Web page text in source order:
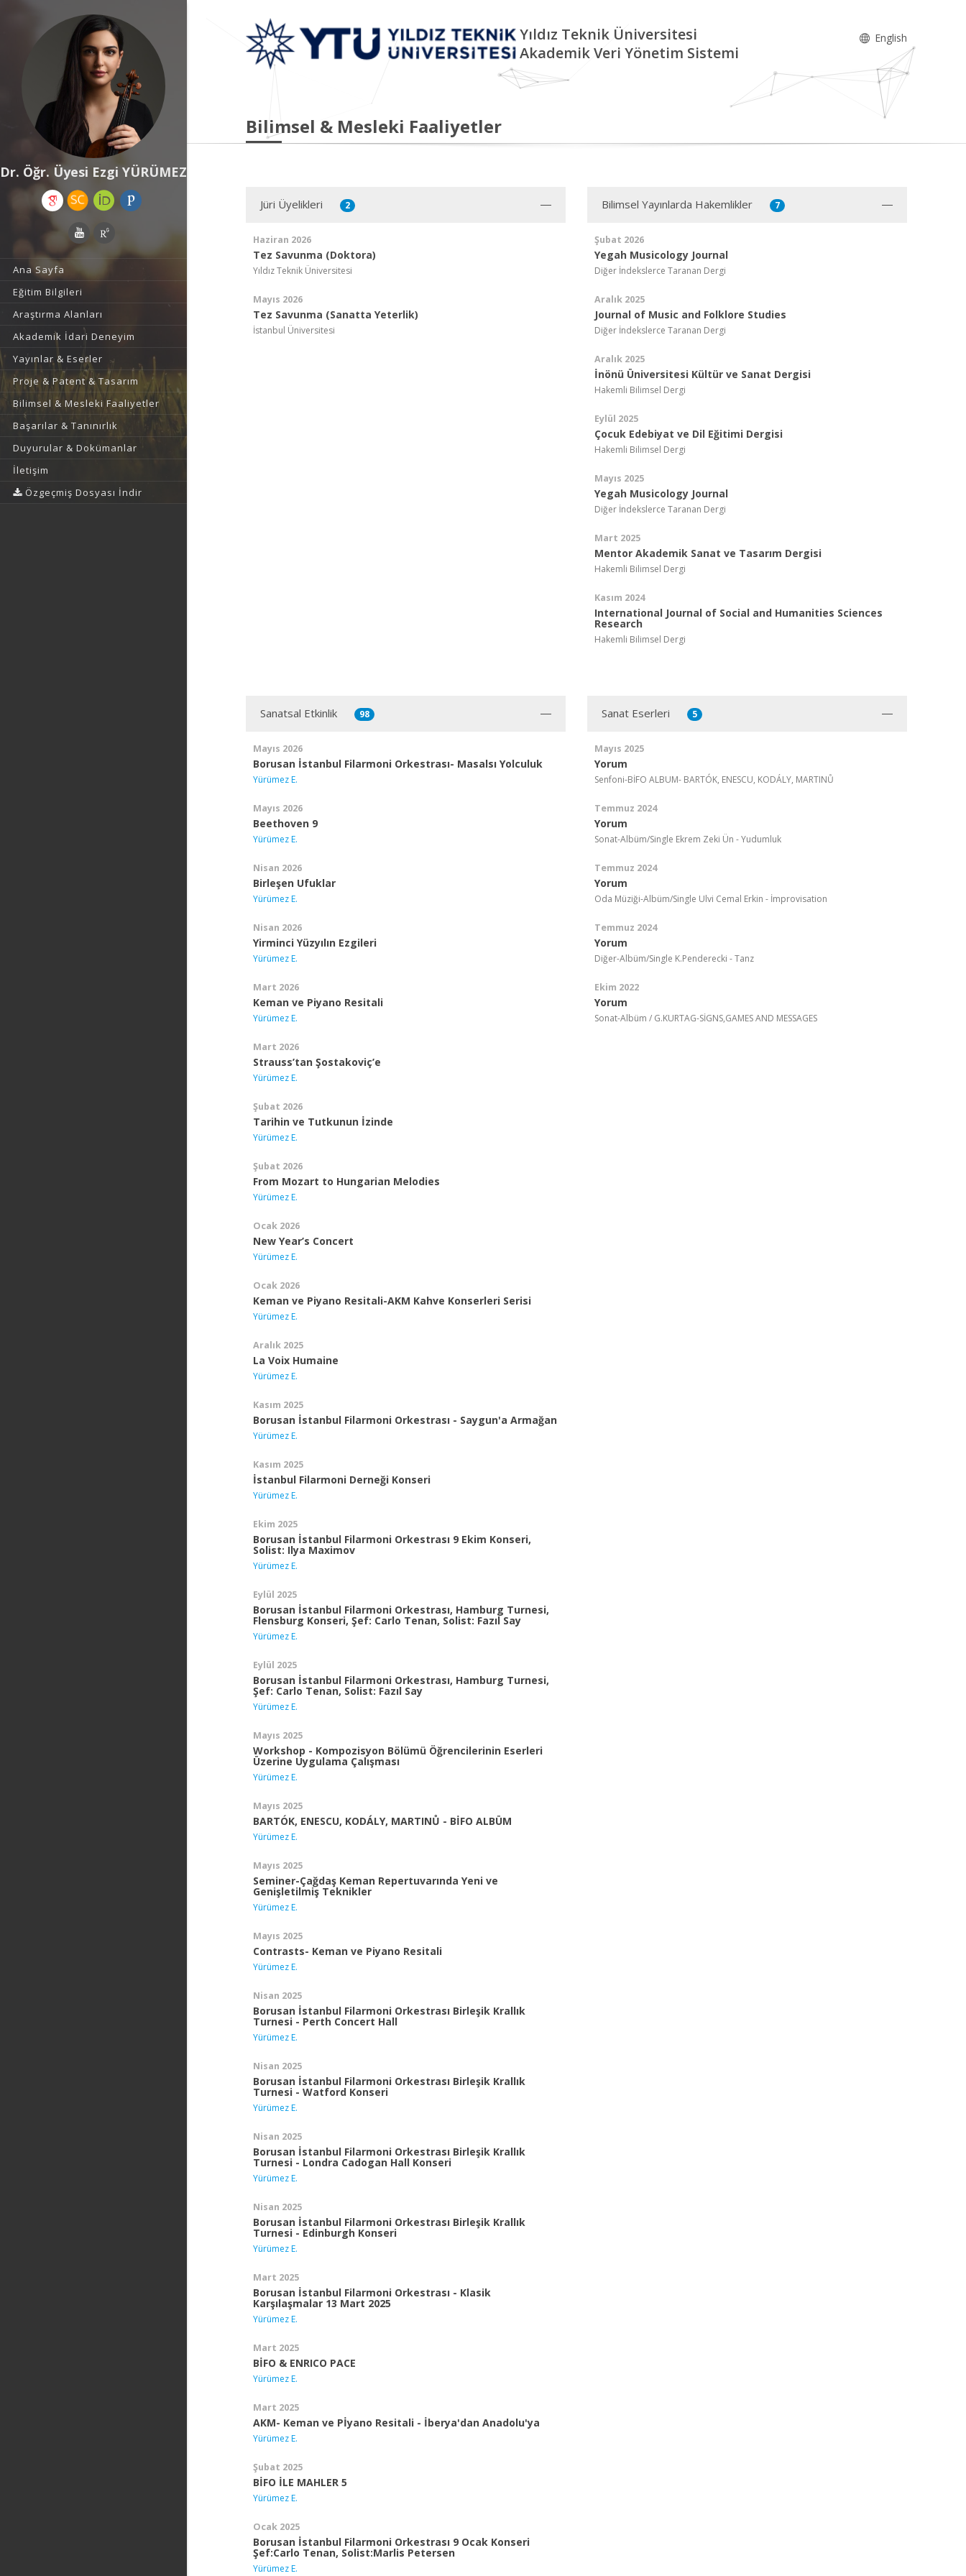
Dr. Öğr. Üyesi Ezgi YÜRÜMEZ
Ana Sayfa
Eğitim Bilgileri
Araştırma Alanları
Akademik İdari Deneyim
Yayınlar & Eserler
Proje & Patent & Tasarım
Bilimsel & Mesleki Faaliyetler
Başarılar & Tanınırlık
Duyurular & Dokümanlar
İletişim
Özgeçmiş Dosyası İndir
Yıldız Teknik Üniversitesi
Akademik Veri Yönetim Sistemi
English
Bilimsel & Mesleki Faaliyetler
Jüri Üyelikleri 2
Haziran 2026
Tez Savunma (Doktora)
Yıldız Teknik Üniversitesi
Mayıs 2026
Tez Savunma (Sanatta Yeterlik)
İstanbul Üniversitesi
Bilimsel Yayınlarda Hakemlikler 7
Şubat 2026
Yegah Musicology Journal
Diğer İndekslerce Taranan Dergi
Aralık 2025
Journal of Music and Folklore Studies
Diğer İndekslerce Taranan Dergi
Aralık 2025
İnönü Üniversitesi Kültür ve Sanat Dergisi
Hakemli Bilimsel Dergi
Eylül 2025
Çocuk Edebiyat ve Dil Eğitimi Dergisi
Hakemli Bilimsel Dergi
Mayıs 2025
Yegah Musicology Journal
Diğer İndekslerce Taranan Dergi
Mart 2025
Mentor Akademik Sanat ve Tasarım Dergisi
Hakemli Bilimsel Dergi
Kasım 2024
International Journal of Social and Humanities Sciences
Research
Hakemli Bilimsel Dergi
Sanatsal Etkinlik 98
Mayıs 2026
Borusan İstanbul Filarmoni Orkestrası- Masalsı Yolculuk
Yürümez E.
Mayıs 2026
Beethoven 9
Yürümez E.
Nisan 2026
Birleşen Ufuklar
Yürümez E.
Nisan 2026
Yirminci Yüzyılın Ezgileri
Yürümez E.
Mart 2026
Keman ve Piyano Resitali
Yürümez E.
Mart 2026
Strauss’tan Şostakoviç’e
Yürümez E.
Şubat 2026
Tarihin ve Tutkunun İzinde
Yürümez E.
Şubat 2026
From Mozart to Hungarian Melodies
Yürümez E.
Ocak 2026
New Year’s Concert
Yürümez E.
Ocak 2026
Keman ve Piyano Resitali-AKM Kahve Konserleri Serisi
Yürümez E.
Aralık 2025
La Voix Humaine
Yürümez E.
Kasım 2025
Borusan İstanbul Filarmoni Orkestrası - Saygun'a Armağan
Yürümez E.
Kasım 2025
İstanbul Filarmoni Derneği Konseri
Yürümez E.
Ekim 2025
Borusan İstanbul Filarmoni Orkestrası 9 Ekim Konseri,
Solist: Ilya Maximov
Yürümez E.
Eylül 2025
Borusan İstanbul Filarmoni Orkestrası, Hamburg Turnesi,
Flensburg Konseri, Şef: Carlo Tenan, Solist: Fazıl Say
Yürümez E.
Eylül 2025
Borusan İstanbul Filarmoni Orkestrası, Hamburg Turnesi,
Şef: Carlo Tenan, Solist: Fazıl Say
Yürümez E.
Mayıs 2025
Workshop - Kompozisyon Bölümü Öğrencilerinin Eserleri
Üzerine Uygulama Çalışması
Yürümez E.
Mayıs 2025
BARTÓK, ENESCU, KODÁLY, MARTINŮ - BİFO ALBÜM
Yürümez E.
Mayıs 2025
Seminer-Çağdaş Keman Repertuvarında Yeni ve
Genişletilmiş Teknikler
Yürümez E.
Mayıs 2025
Contrasts- Keman ve Piyano Resitali
Yürümez E.
Nisan 2025
Borusan İstanbul Filarmoni Orkestrası Birleşik Krallık
Turnesi - Perth Concert Hall
Yürümez E.
Nisan 2025
Borusan İstanbul Filarmoni Orkestrası Birleşik Krallık
Turnesi - Watford Konseri
Yürümez E.
Nisan 2025
Borusan İstanbul Filarmoni Orkestrası Birleşik Krallık
Turnesi - Londra Cadogan Hall Konseri
Yürümez E.
Nisan 2025
Borusan İstanbul Filarmoni Orkestrası Birleşik Krallık
Turnesi - Edinburgh Konseri
Yürümez E.
Mart 2025
Borusan İstanbul Filarmoni Orkestrası - Klasik
Karşılaşmalar 13 Mart 2025
Yürümez E.
Mart 2025
BİFO & ENRICO PACE
Yürümez E.
Mart 2025
AKM- Keman ve Pİyano Resitali - İberya'dan Anadolu'ya
Yürümez E.
Şubat 2025
BİFO İLE MAHLER 5
Yürümez E.
Ocak 2025
Borusan İstanbul Filarmoni Orkestrası 9 Ocak Konseri
Şef:Carlo Tenan, Solist:Marlis Petersen
Yürümez E.
Sanat Eserleri 5
Mayıs 2025
Yorum
Senfoni-BİFO ALBUM- BARTÓK, ENESCU, KODÁLY, MARTINŮ
Temmuz 2024
Yorum
Sonat-Albüm/Single Ekrem Zeki Ün - Yudumluk
Temmuz 2024
Yorum
Oda Müziği-Albüm/Single Ulvi Cemal Erkin - İmprovisation
Temmuz 2024
Yorum
Diğer-Albüm/Single K.Penderecki - Tanz
Ekim 2022
Yorum
Sonat-Albüm / G.KURTAG-SİGNS,GAMES AND MESSAGES